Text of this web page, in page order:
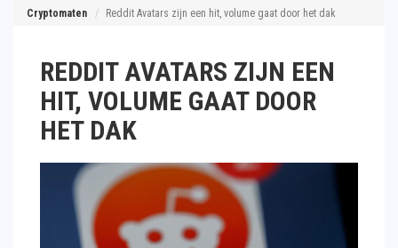
Cryptomaten Reddit Avatars zijn een hit, volume gaat door het dak
REDDIT AVATARS ZIJN EEN
HIT, VOLUME GAAT DOOR
HET DAK